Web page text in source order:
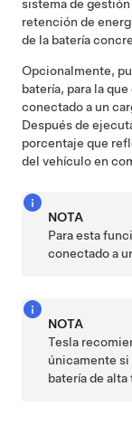
sistema de
retención de
de la batería
Opcionalmente,
batería, para la
conectado a un
Después de
porcentaje que
del vehículo en
NOTA
Para esta
conectado a
NOTA
Tesla
únicamente si
batería de alta